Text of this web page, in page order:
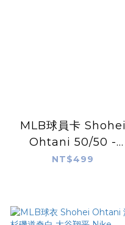
MLB球員卡 Shohei
Ohtani 50/50 -
2024 MLB TOPPS
- PR: 653,737
NT$499